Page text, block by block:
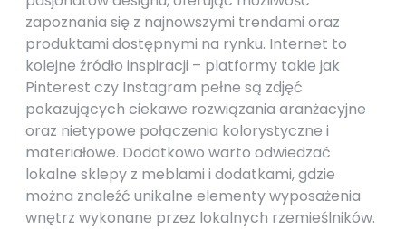
zapoznania się z najnowszymi trendami oraz
produktami dostępnymi na rynku. Internet to
kolejne źródło inspiracji – platformy takie jak
Pinterest czy Instagram pełne są zdjęć
pokazujących ciekawe rozwiązania aranżacyjne
oraz nietypowe połączenia kolorystyczne i
materiałowe. Dodatkowo warto odwiedzać
lokalne sklepy z meblami i dodatkami, gdzie
można znaleźć unikalne elementy wyposażenia
wnętrz wykonane przez lokalnych rzemieślników.